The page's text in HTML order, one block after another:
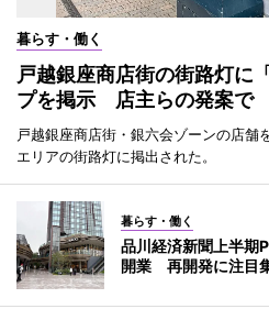
暮らす・働く
戸越銀座商店街の街路灯に
プを掲示 店主らの発案で
戸越銀座商店街・銀六会ゾーンの店舗
エリアの街路灯に掲出された。
暮らす・働く
品川経済新聞上半期
開業 再開発に注目